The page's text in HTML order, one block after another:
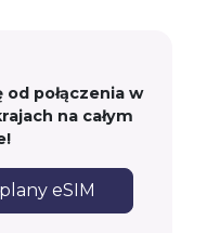
połączenia w
na całym
eSIM